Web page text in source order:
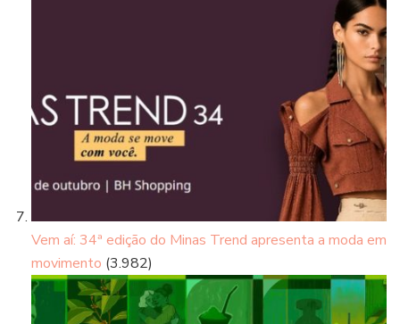
Vem aí: 34ª edição do Minas Trend apresenta a moda em
movimento (3.982)